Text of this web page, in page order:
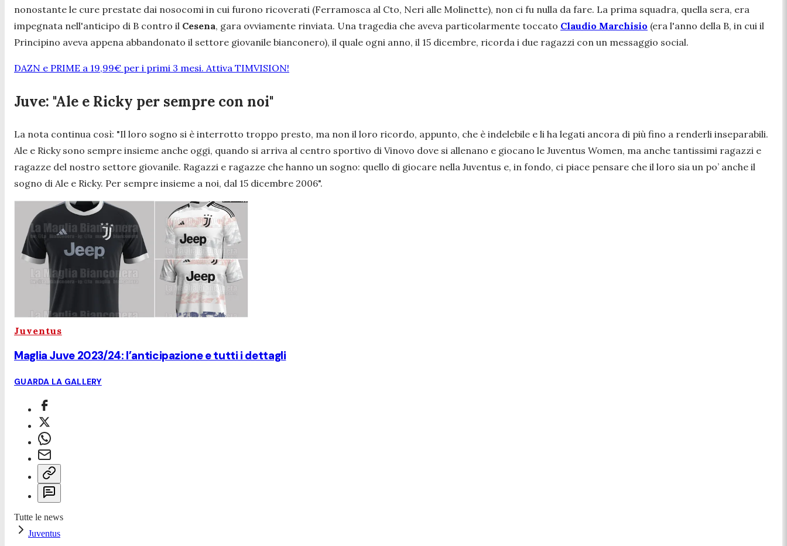
nonostante le cure prestate dai nosocomi in cui furono ricoverati (Ferramosca al Cto, Neri alle Molinette), non ci fu nulla da fare. La prima squadra, quella sera, era
impegnata nell'anticipo di B contro il Cesena, gara ovviamente rinviata. Una tragedia che aveva particolarmente toccato Claudio Marchisio (era l'anno della B, in cui il
Principino aveva appena abbandonato il settore giovanile bianconero), il quale ogni anno, il 15 dicembre, ricorda i due ragazzi con un messaggio social.
DAZN e PRIME a 19,99€ per i primi 3 mesi. Attiva TIMVISION!
Juve: "Ale e Ricky per sempre con noi"
La nota continua così: "Il loro sogno si è interrotto troppo presto, ma non il loro ricordo, appunto, che è indelebile e li ha legati ancora di più fino a renderli inseparabili.
Ale e Ricky sono sempre insieme anche oggi, quando si arriva al centro sportivo di Vinovo dove si allenano e giocano le Juventus Women, ma anche tantissimi ragazzi e
ragazze del nostro settore giovanile. Ragazzi e ragazze che hanno un sogno: quello di giocare nella Juventus e, in fondo, ci piace pensare che il loro sia un po’ anche il
sogno di Ale e Ricky. Per sempre insieme a noi, dal 15 dicembre 2006".
Juventus
Maglia Juve 2023/24: l’anticipazione e tutti i dettagli
GUARDA LA GALLERY
Tutte le news
Juventus